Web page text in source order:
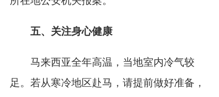
五、关注身心健康
马来西亚全年高温，当地室内冷气较
足。若从寒冷地区赴马，请提前做好准备，